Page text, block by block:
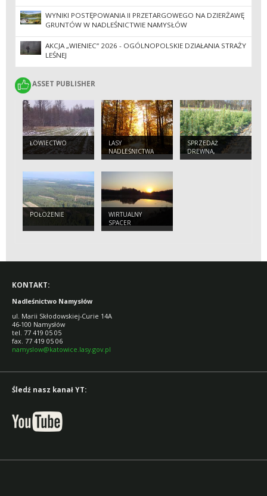
WYNIKI POSTĘPOWANIA II PRZETARGOWEGO NA DZIERŻAWĘ
GRUNTÓW W NADLEŚNICTWIE NAMYSŁÓW
AKCJA „WIENIEC” 2026 - OGÓLNOPOLSKIE DZIAŁANIA STRAŻY
LEŚNEJ
ASSET PUBLISHER
ASSET PUBLISHER
ŁOWIECTWO
LASY
NADLEŚNICTWA
SPRZEDAŻ
DREWNA,
CHOINEK I
POŁOŻENIE
WIRTUALNY
SPACER
KONTAKT:
Nadleśnictwo Namysłów
ul. Marii Skłodowskiej-Curie 14A
46-100 Namysłów
tel. 77 419 05 05
fax. 77 419 05 06
namyslow@katowice.lasy.gov.pl
Śledź nasz kanał YT: